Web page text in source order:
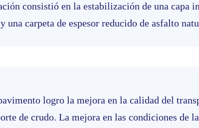
consistió en la estabilización de una capa
una carpeta de espesor reducido de asfalto
logro la mejora en la calidad del
de crudo. La mejora en las condiciones de